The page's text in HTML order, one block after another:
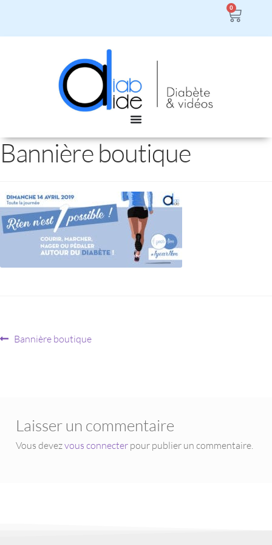
0
Bannière boutique
Bannière boutique
Laisser un commentaire
Vous devezvous connecterpour publier un commentaire.